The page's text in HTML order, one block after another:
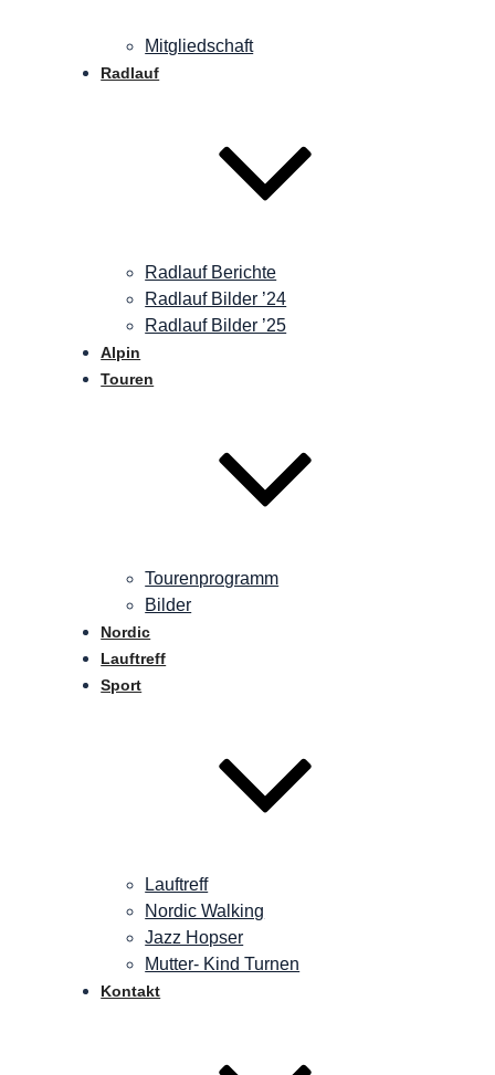
Mitgliedschaft
Radlauf
Radlauf Berichte
Radlauf Bilder ’24
Radlauf Bilder ’25
Alpin
Touren
Tourenprogramm
Bilder
Nordic
Lauftreff
Sport
Lauftreff
Nordic Walking
Jazz Hopser
Mutter- Kind Turnen
Kontakt